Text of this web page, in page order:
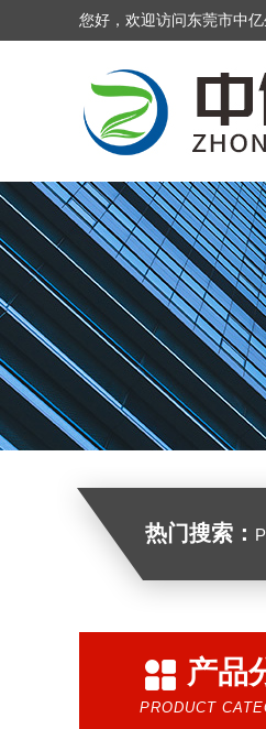
您好，欢迎访问东莞市中亿
热门搜索：
产品
PRODUCT